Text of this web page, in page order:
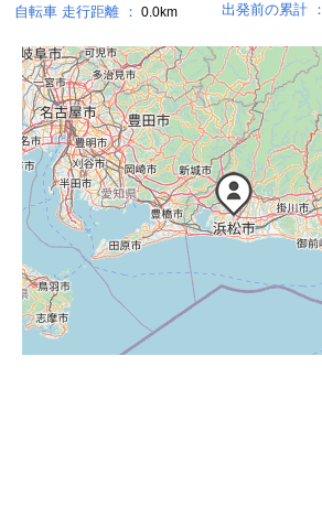
自転車 走行距離 ： 0.0km 出発前の累計 ：